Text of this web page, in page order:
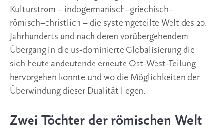
Kulturstrom – indogermanisch–griechisch–
römisch–christlich – die systemgeteilte Welt des 20.
Jahrhunderts und nach deren vorübergehendem
Übergang in die us-dominierte Globalisierung die
sich heute andeutende erneute Ost-West-Teilung
hervorgehen konnte und wo die Möglichkeiten der
Überwindung dieser Dualität liegen.
Zwei Töchter der römischen Welt